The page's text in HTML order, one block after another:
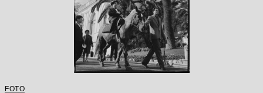
FOTO